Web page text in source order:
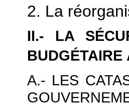
2. La
II.- LA
BUDGÉTAIRE
A.- LES